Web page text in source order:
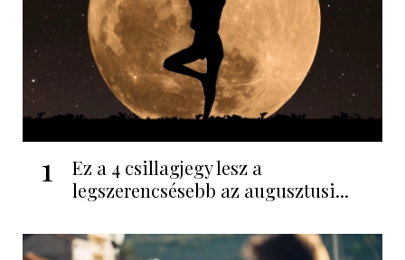
1
Ez a 4 csillagjegy lesz a
legszerencsésebb az augusztusi...